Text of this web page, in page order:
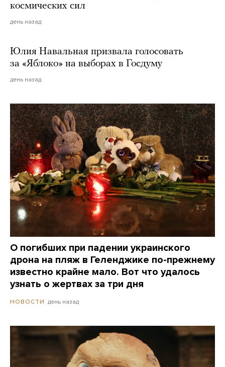
космических сил
день назад
Юлия Навальная призвала голосовать
за «Яблоко» на выборах в Госдуму
день назад
О погибших при падении украинского
дрона на пляж в Геленджике по-прежнему
известно крайне мало. Вот что удалось
узнать о жертвах за три дня
НОВОСТИ день назад